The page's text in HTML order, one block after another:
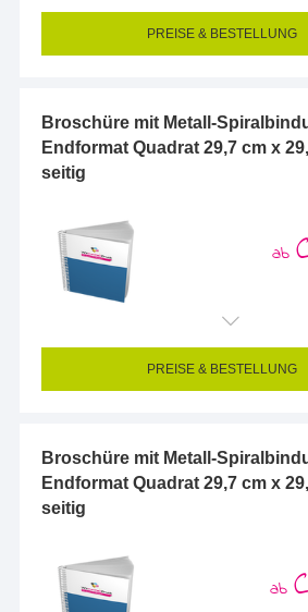
Seitigkeit: 8-seitig (Vorderseite und
4/4-farbig CMYK (vollfarbig
PREISE & BESTELLUNG
Broschüre mit Metall-
Endformat Quadrat 29,7 cm x
seitig
ab
Endformat (bedruckte Fläche): 297 x 297
Seitigkeit: 12-seitig (Vorderseite und
4/4-farbig CMYK (vollfarbig
PREISE & BESTELLUNG
Broschüre mit Metall-
Endformat Quadrat 29,7 cm x
seitig
ab